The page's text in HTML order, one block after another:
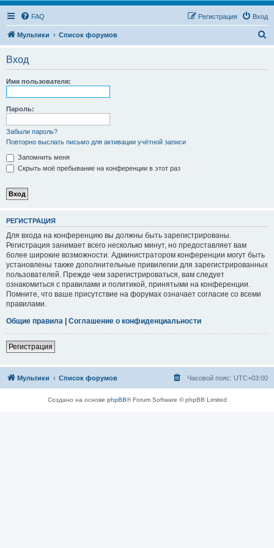
FAQ Вход
Регистрация
Мультики Список форумов
Вход
Имя пользователя:
Пароль:
Забыли пароль?
Повторно выслать письмо для активации учётной записи
Запомнить меня
Скрыть моё пребывание на конференции в этот раз
РЕГИСТРАЦИЯ
Для входа на конференцию вы должны быть зарегистрированы.
Регистрация занимает всего несколько минут, но предоставляет вам
более широкие возможности. Администратором конференции могут быть
установлены также дополнительные привилегии для зарегистрированных
пользователей. Прежде чем зарегистрироваться, вам следует
ознакомиться с правилами и политикой, принятыми на конференции.
Помните, что ваше присутствие на форумах означает согласие со всеми
правилами.
Общие правила | Соглашение о конфиденциальности
Регистрация
Мультики Список форумов Часовой пояс: UTC+03:00
Создано на основе phpBB® Forum Software © phpBB Limited